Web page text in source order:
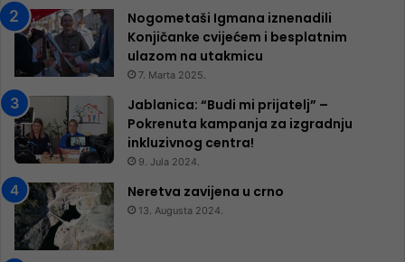
Nogometaši Igmana iznenadili
Konjičanke cvijećem i besplatnim
ulazom na utakmicu
7. Marta 2025.
Jablanica: “Budi mi prijatelj” –
Pokrenuta kampanja za izgradnju
inkluzivnog centra!
9. Jula 2024.
Neretva zavijena u crno
13. Augusta 2024.